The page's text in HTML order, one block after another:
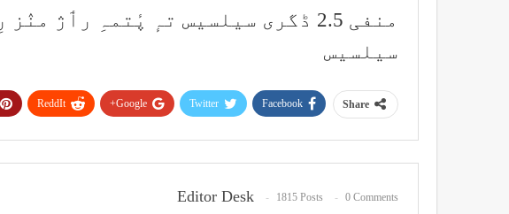
سیلسیس
Share
Facebook
Twitter
Google+
ReddIt
Editor Desk 1815 Posts 0 Comments